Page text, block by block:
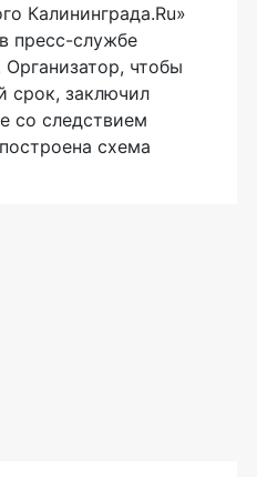
Калининграда.Ru»
пресс-службе
чтобы
срок, заключил
со следствием
схема